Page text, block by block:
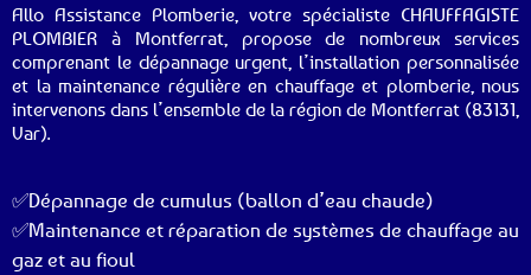
Allo Assistance Plomberie, votre spécialiste CHAUFFAGISTE
PLOMBIER à Montferrat, propose de nombreux services
comprenant le dépannage urgent, l’installation personnalisée
et la maintenance régulière en chauffage et plomberie, nous
intervenons dans l’ensemble de la région de Montferrat (83131,
Var).
✅Dépannage de cumulus (ballon d’eau chaude)
✅Maintenance et réparation de systèmes de chauffage au
gaz et au fioul